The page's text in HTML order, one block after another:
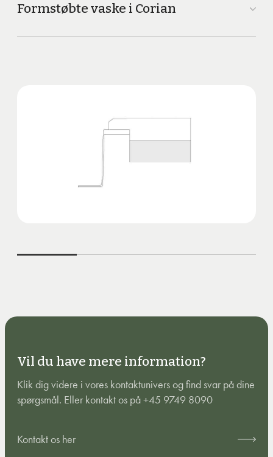
Formstøbte vaske i Corian
Vil du have mere information?
Klik dig videre i vores kontaktunivers og find svar på dine
spørgsmål. Eller kontakt os på +45 9749 8090
Kontakt os her